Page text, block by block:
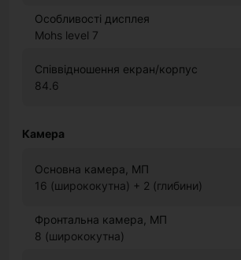
Особливості дисплея
Mohs level 7
Співвідношення екран/корпус
84.6
Камера
Основна камера, МП
16 (ширококутна) + 2 (глибини)
Фронтальна камера, МП
8 (ширококутна)